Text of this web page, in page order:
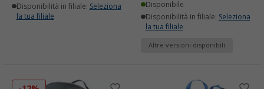
Disponibilità in filiale: Seleziona
la tua filiale
Disponibile
Disponibilità in filiale: Seleziona
la tua filiale
Altre versioni disponibili